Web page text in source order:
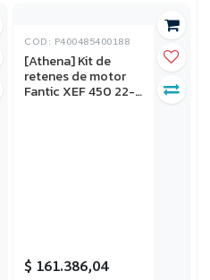
COD: P400485400188
[Athena] Kit de
retenes de motor
Fantic XEF 450 22-
$ 161.386,04